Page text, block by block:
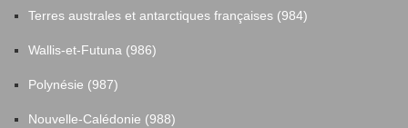
Terres australes et antarctiques françaises (984)
Wallis-et-Futuna (986)
Polynésie (987)
Nouvelle-Calédonie (988)